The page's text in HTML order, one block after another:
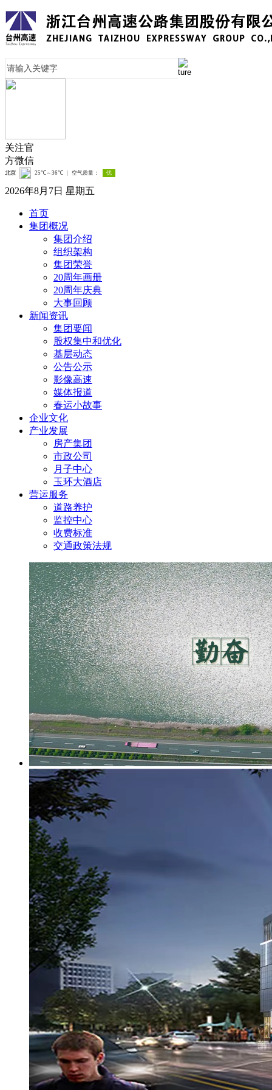
关注官
方微信
2026年8月7日 星期五
首页
集团概况
集团介绍
组织架构
集团荣誉
20周年画册
20周年庆典
大事回顾
新闻资讯
集团要闻
股权集中和优化
基层动态
公告公示
影像高速
媒体报道
春运小故事
企业文化
产业发展
房产集团
市政公司
月子中心
玉环大酒店
营运服务
道路养护
监控中心
收费标准
交通政策法规